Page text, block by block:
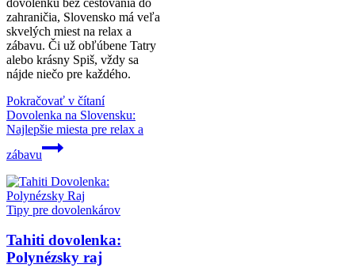
zahraničia, Slovensko má veľa
skvelých miest na relax a
zábavu. Či už obľúbene Tatry
alebo krásny Spiš, vždy sa
nájde niečo pre každého.
Pokračovať v čítaní
Dovolenka na Slovensku:
Najlepšie miesta pre relax a
zábavu
Tipy pre dovolenkárov
Tahiti dovolenka:
Polynézsky raj